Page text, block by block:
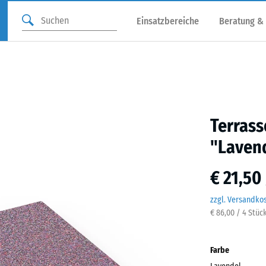
Einsatzbereiche Beratung &
€
zzgl.
€ 86,00 / 4
Farbe